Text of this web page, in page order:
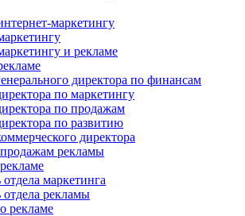
маркетингу
и рекламе
директора по финансам
по маркетингу
по продажам
по развитию
директора
рекламы
маркетинга
отдела рекламы
рекламе